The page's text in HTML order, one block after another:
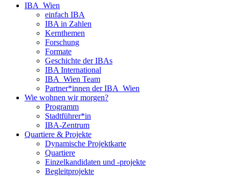
IBA_Wien
einfach IBA
IBA in Zahlen
Kernthemen
Forschung
Formate
Geschichte der IBAs
IBA International
IBA_Wien Team
Partner*innen der IBA_Wien
Wie wohnen wir morgen?
Programm
Stadtführer*in
IBA-Zentrum
Quartiere & Projekte
Dynamische Projektkarte
Quartiere
Einzelkandidaten und -projekte
Begleitprojekte